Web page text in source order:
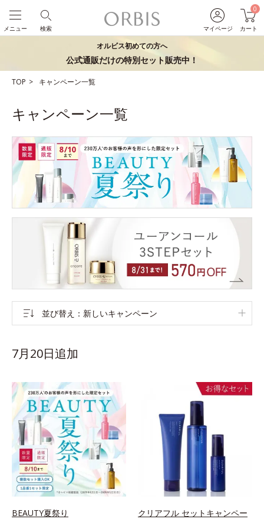
マイページ
0
カート
検索
メニュー
オルビス初めての方へ
公式通販だけの特別セット販売中！
TOP キャンペーン一覧
キャンペーン一覧
並び替え 新しいキャンペーン
7月20日追加
BEAUTY夏祭り
クリアフル セットキャンペー